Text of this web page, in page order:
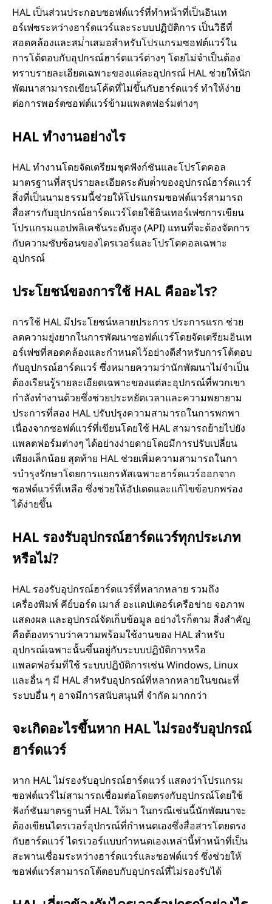
H
A
HAL เป็นส่วนประกอบซอฟต์แวร์ที่ทําหน้าที่เป็นอินเท
อร์เฟซระหว่างฮาร์ดแวร์และระบบปฏิบัติการ เป็นวิธีที่
สอดคล้องและสม่ําเสมอสําหรับโปรแกรมซอฟต์แวร์ใน
การโต้ตอบกับอุปกรณ์ฮาร์ดแวร์ต่างๆ โดยไม่จําเป็นต้อง
ทราบรายละเอียดเฉพาะของแต่ละอุปกรณ์ HAL ช่วยให้นัก
พัฒนาสามารถเขียนโค้ดที่ไม่ขึ้นกับฮาร์ดแวร์ ทําให้ง่าย
ต่อการพอร์ตซอฟต์แวร์ข้ามแพลตฟอร์มต่างๆ
HAL ทํางานอย่างไร
HAL ทํางานโดยจัดเตรียมชุดฟังก์ชันและโปรโตคอล
มาตรฐานที่สรุปรายละเอียดระดับต่ําของอุปกรณ์ฮาร์ดแวร์
สิ่งที่เป็นนามธรรมนี้ช่วยให้โปรแกรมซอฟต์แวร์สามารถ
สื่อสารกับอุปกรณ์ฮาร์ดแวร์โดยใช้อินเทอร์เฟซการเขียน
โปรแกรมแอปพลิเคชันระดับสูง (API) แทนที่จะต้องจัดการ
กับความซับซ้อนของไดรเวอร์และโปรโตคอลเฉพาะ
อุปกรณ์
ประโยชน์ของการใช้ HAL คืออะไร?
การใช้ HAL มีประโยชน์หลายประการ ประการแรก ช่วย
ลดความยุ่งยากในการพัฒนาซอฟต์แวร์โดยจัดเตรียมอินเท
อร์เฟซที่สอดคล้องและกําหนดไว้อย่างดีสําหรับการโต้ตอบ
กับอุปกรณ์ฮาร์ดแวร์ ซึ่งหมายความว่านักพัฒนาไม่จําเป็น
ต้องเรียนรู้รายละเอียดเฉพาะของแต่ละอุปกรณ์ที่พวกเขา
กําลังทํางานด้วยซึ่งช่วยประหยัดเวลาและความพยายาม
ประการที่สอง HAL ปรับปรุงความสามารถในการพกพา
เนื่องจากซอฟต์แวร์ที่เขียนโดยใช้ HAL สามารถย้ายไปยัง
แพลตฟอร์มต่างๆ ได้อย่างง่ายดายโดยมีการปรับเปลี่ยน
เพียงเล็กน้อย สุดท้าย HAL ช่วยเพิ่มความสามารถในกา
รบํารุงรักษาโดยการแยกรหัสเฉพาะฮาร์ดแวร์ออกจาก
ซอฟต์แวร์ที่เหลือ ซึ่งช่วยให้อัปเดตและแก้ไขข้อบกพร่อง
ได้ง่ายขึ้น
HAL รองรับอุปกรณ์ฮาร์ดแวร์ทุกประเภท
หรือไม่?
HAL รองรับอุปกรณ์ฮาร์ดแวร์ที่หลากหลาย รวมถึง
เครื่องพิมพ์ คีย์บอร์ด เมาส์ อะแดปเตอร์เครือข่าย จอภาพ
แสดงผล และอุปกรณ์จัดเก็บข้อมูล อย่างไรก็ตาม สิ่งสําคัญ
คือต้องทราบว่าความพร้อมใช้งานของ HAL สําหรับ
อุปกรณ์เฉพาะนั้นขึ้นอยู่กับระบบปฏิบัติการหรือ
แพลตฟอร์มที่ใช้ ระบบปฏิบัติการเช่น Windows, Linux
และอื่น ๆ มี HAL สําหรับอุปกรณ์ที่หลากหลายในขณะที่
ระบบอื่น ๆ อาจมีการสนับสนุนที่ จํากัด มากกว่า
จะเกิดอะไรขึ้นหาก HAL ไม่รองรับอุปกรณ์
ฮาร์ดแวร์
หาก HAL ไม่รองรับอุปกรณ์ฮาร์ดแวร์ แสดงว่าโปรแกรม
ซอฟต์แวร์ไม่สามารถเชื่อมต่อโดยตรงกับอุปกรณ์โดยใช้
ฟังก์ชันมาตรฐานที่ HAL ให้มา ในกรณีเช่นนี้นักพัฒนาจะ
ต้องเขียนไดรเวอร์อุปกรณ์ที่กําหนดเองซึ่งสื่อสารโดยตรง
กับฮาร์ดแวร์ ไดรเวอร์แบบกําหนดเองเหล่านี้ทําหน้าที่เป็น
สะพานเชื่อมระหว่างฮาร์ดแวร์และซอฟต์แวร์ ซึ่งช่วยให้
ซอฟต์แวร์สามารถโต้ตอบกับอุปกรณ์ที่ไม่รองรับได้